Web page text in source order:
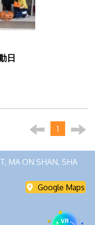
日
1
MA ON SHAN, SHA
Google Maps